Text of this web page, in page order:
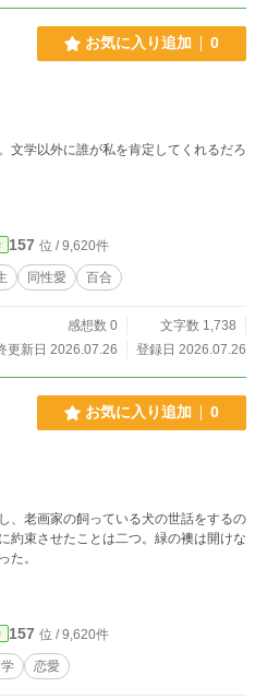
お気に入り追加 0
文学以外に誰が私を肯定してくれるだろ
157 位 / 9,620件
同性愛 百合
感想数 0
文字数 1,738
更新日 2026.07.26
登録日 2026.07.26
お気に入り追加 0
、老画家の飼っている犬の世話をするの
約束させたことは二つ。緑の襖は開けな
た。
157 位 / 9,620件
恋愛